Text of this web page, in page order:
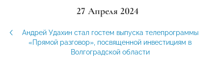
27 Апреля 2024
Андрей Удахин стал гостем выпуска телепрограммы
«Прямой разговор», посвященной инвестициям в
Волгоградской области